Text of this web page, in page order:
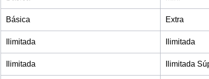
Básica Extra
Ilimitada Ilimitada
Ilimitada Ilimitada